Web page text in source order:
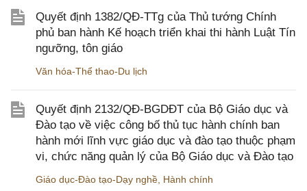
Quyết định 1382/QĐ-TTg của Thủ tướng Chính
phủ ban hành Kế hoạch triển khai thi hành Luật Tín
ngưỡng, tôn giáo
Văn hóa-Thể thao-Du lịch
Quyết định 2132/QĐ-BGDĐT của Bộ Giáo dục và
Đào tạo về việc công bố thủ tục hành chính ban
hành mới lĩnh vực giáo dục và đào tạo thuộc phạm
vi, chức năng quản lý của Bộ Giáo dục và Đào tạo
Giáo dục-Đào tạo-Dạy nghề Hành chính